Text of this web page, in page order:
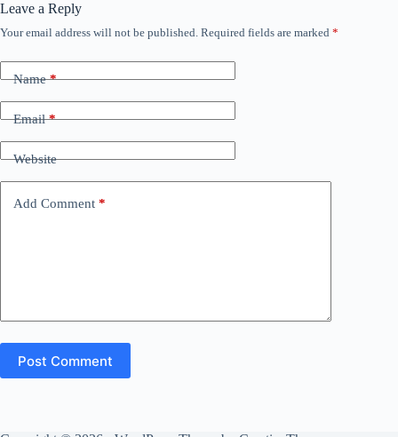
Leave a Reply
Your email address will not be published. Required fields are marked *
Name*
Email*
Website
Add Comment *
Post Comment